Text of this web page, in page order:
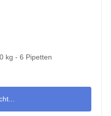
kg - 6 Pipetten